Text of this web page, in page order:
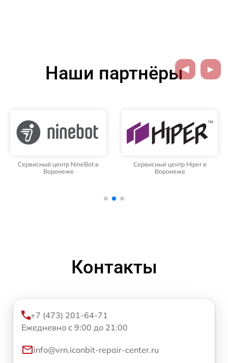
Наши партнёры
Сервисный центр NineBot в
Воронеже
Сервисный центр Hiper в
Воронеже
Контакты
+7 (473) 201-64-71
Ежедневно с 9:00 до 21:00
info@vrn.iconbit-repair-center.ru